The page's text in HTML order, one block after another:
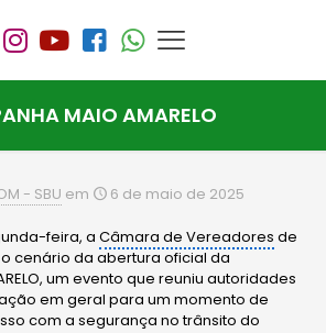
MAIO AMARELO
- SBU em 6 de maio de 2025
feira, aCâmara de Vereadores de
cenário da abertura oficial da
um evento que reuniu autoridades
em geral para um momento de
com a segurança no trânsito do